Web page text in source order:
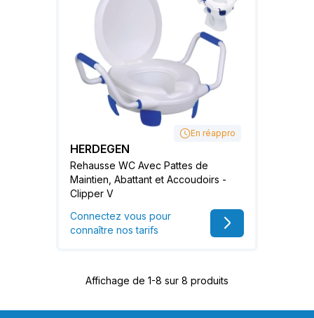
En réappro
HERDEGEN
Rehausse WC Avec Pattes de
Maintien, Abattant et Accoudoirs -
Clipper V
Connectez vous pour
connaître nos tarifs
Affichage de 1-8 sur 8 produits